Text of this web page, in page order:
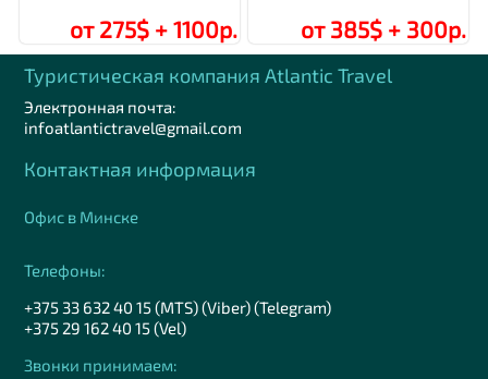
от 275$ + 1100р. от 385$ + 300р.
Туристическая компания Аtlantic Travel
Электронная почта:
infoatlantictravel@gmail.com
Контактная информация
Офис в Минске
Телефоны:
+375 33 632 40 15 (MTS) (Viber) (Telegram)
+375 29 162 40 15 (Vel)
Звонки принимаем: